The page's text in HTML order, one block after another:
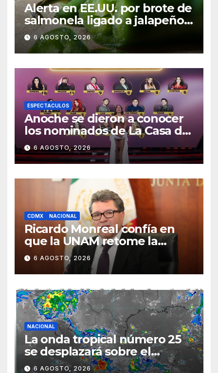
Alerta en EE.UU. por brote de
salmonela ligado a jalapeños
mexicanos; reportan 345
casos
6 AGOSTO, 2026
ESPECTACULOS
Anoche se dieron a conocer
los nominados de La Casa de
los Famosos México 2026 en
la segunda semana
6 AGOSTO, 2026
CDMX NACIONAL
Ricardo Monreal confía en
que la UNAM retome la
normalidad e inicie el
semestre mediante el
diálogo
6 AGOSTO, 2026
NACIONAL
La onda tropical número 25
se desplazará sobre el
sureste mexicano
6 AGOSTO, 2026